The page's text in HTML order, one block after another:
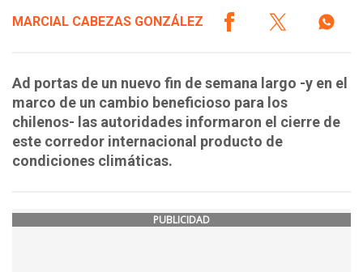
MARCIAL CABEZAS GONZÁLEZ
Ad portas de un nuevo fin de semana largo -y en el
marco de un cambio beneficioso para los
chilenos- las autoridades informaron el cierre de
este corredor internacional producto de
condiciones climáticas.
PUBLICIDAD